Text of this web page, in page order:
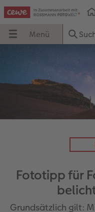
Menü
Menü
Übersicht
Formate
Übersicht
Übersicht
Übersicht
iPhone
Übersicht
Danke
Fototipp für
Grundsätzlich gilt: